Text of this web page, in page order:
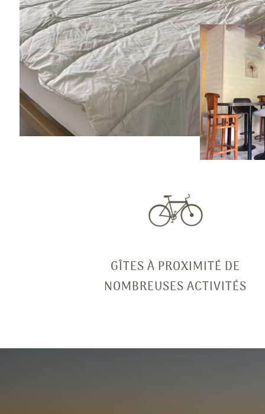
GÎTES À PROXIMITÉ DE
NOMBREUSES ACTIVITÉS